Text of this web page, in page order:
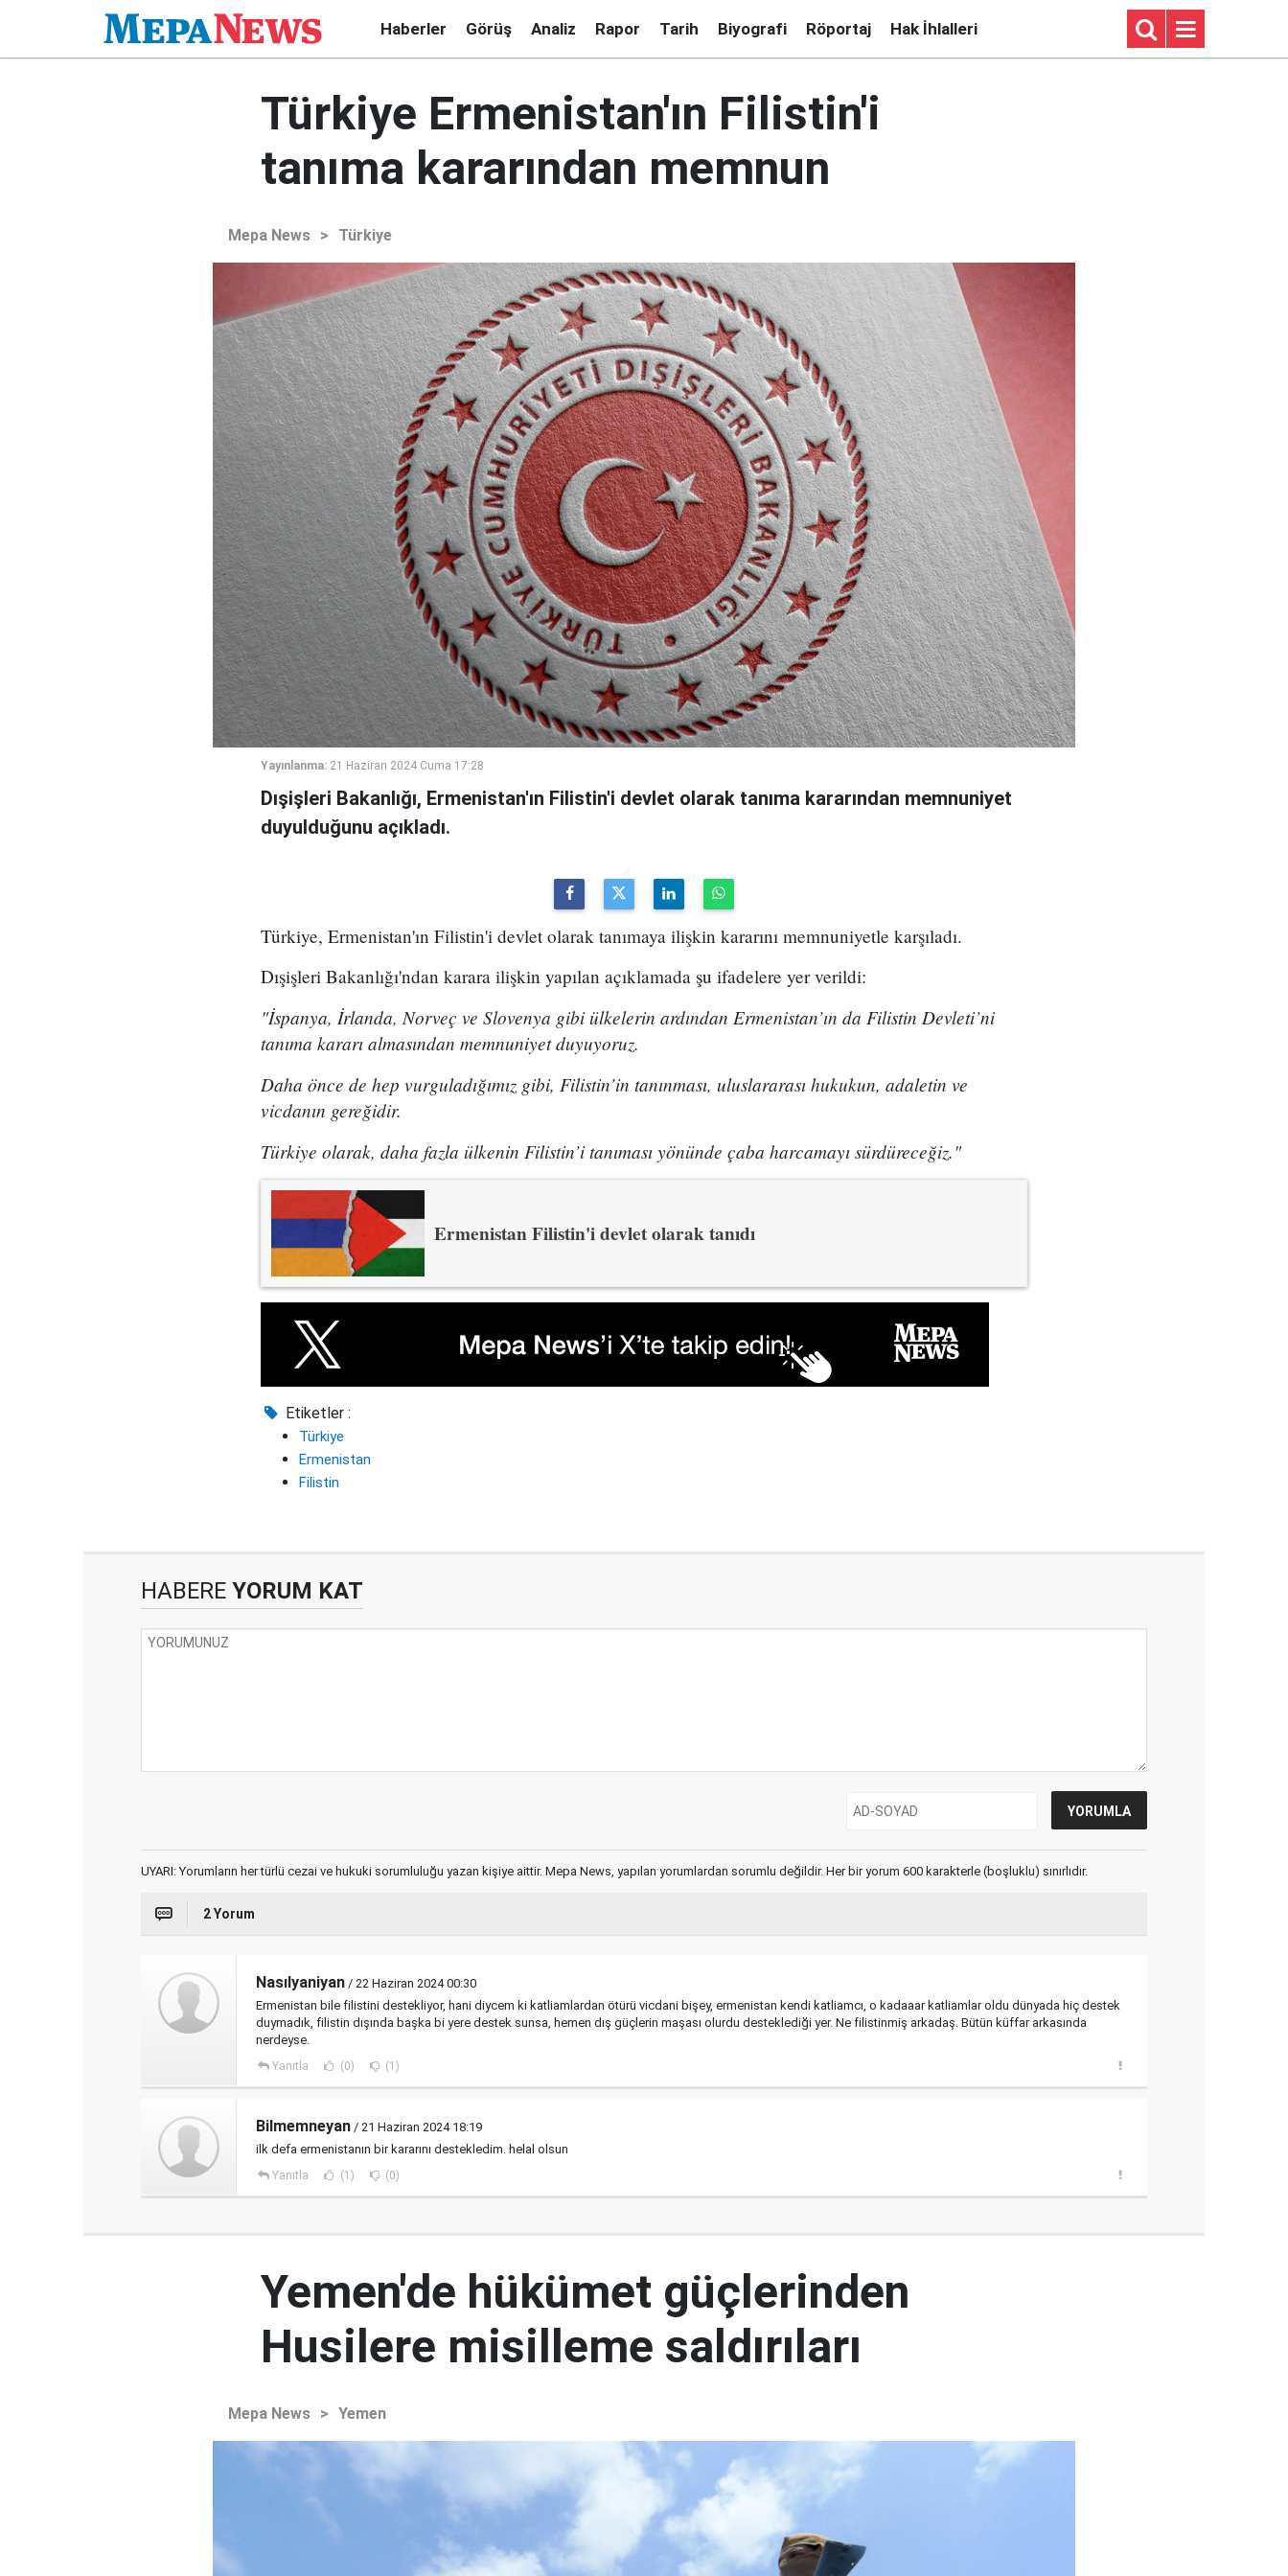
Haberler Görüş Analiz Rapor Tarih Biyografi Röportaj Hak İhlalleri
Türkiye Ermenistan'ın Filistin'i
tanıma kararından memnun
Mepa News > Türkiye
Yayınlanma: 21 Haziran 2024 Cuma 17:28
Dışişleri Bakanlığı, Ermenistan'ın Filistin'i devlet olarak tanıma kararından memnuniyet
duyulduğunu açıkladı.
Türkiye, Ermenistan'ın Filistin'i devlet olarak tanımaya ilişkin kararını memnuniyetle karşıladı.
Dışişleri Bakanlığı'ndan karara ilişkin yapılan açıklamada şu ifadelere yer verildi:
"İspanya, İrlanda, Norveç ve Slovenya gibi ülkelerin ardından Ermenistan’ın da Filistin Devleti’ni
tanıma kararı almasından memnuniyet duyuyoruz.
Daha önce de hep vurguladığımız gibi, Filistin’in tanınması, uluslararası hukukun, adaletin ve
vicdanın gereğidir.
Türkiye olarak, daha fazla ülkenin Filistin’i tanıması yönünde çaba harcamayı sürdüreceğiz."
Ermenistan Filistin'i devlet olarak tanıdı
Etiketler :
Türkiye
Ermenistan
Filistin
HABERE YORUM KAT
UYARI: Yorumların her türlü cezai ve hukuki sorumluluğu yazan kişiye aittir. Mepa News, yapılan yorumlardan sorumlu değildir. Her bir yorum 600 karakterle (boşluklu) sınırlıdır.
2 Yorum
Nasılyaniyan / 22 Haziran 2024 00:30
Ermenistan bile filistini destekliyor, hani diycem ki katliamlardan ötürü vicdani bişey, ermenistan kendi katliamcı, o kadaaar katliamlar oldu dünyada hiç destek
duymadık, filistin dışında başka bi yere destek sunsa, hemen dış güçlerin maşası olurdu desteklediği yer. Ne filistinmiş arkadaş. Bütün küffar arkasında
nerdeyse.
Yanıtla (0) (1)
Bilmemneyan / 21 Haziran 2024 18:19
ilk defa ermenistanın bir kararını destekledim. helal olsun
Yanıtla (1) (0)
Yemen'de hükümet güçlerinden
Husilere misilleme saldırıları
Mepa News > Yemen